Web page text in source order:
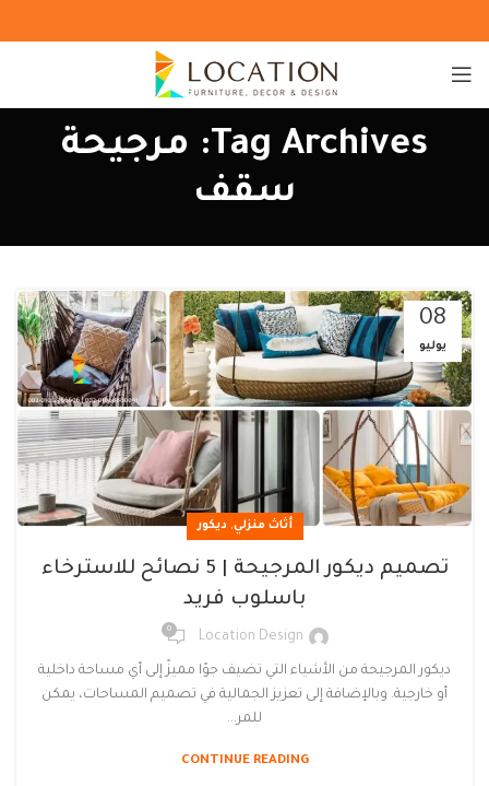
Tag Archives: مرجيحة
سقف
08
يوليو
أثاث منزلي, ديكور
تصميم ديكور المرجيحة | 5 نصائح للاسترخاء
باسلوب فريد
Location Design
0
ديكور المرجيحة من الأشياء التي تضيف جوًا مميزً إلى أي مساحة داخلية
أو خارجية. وبالإضافة إلى تعزيز الجمالية في تصميم المساحات، يمكن
للمر...
CONTINUE READING